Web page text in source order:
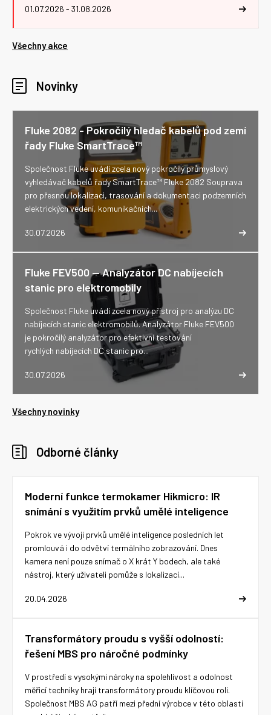
01.07.2026 - 31.08.2026
Všechny akce
Novinky
Fluke 2082 - Pokročilý hledač kabelů pod zemí
řady Fluke SmartTrace™
30.07.2026
Společnost Fluke uvádí zcela nový pokročilý průmyslový
vyhledávač kabelů řady SmartTrace™ Fluke 2082 Souprava
pro přesnou lokalizaci, trasování a dokumentaci podzemních
elektrických vedení, komunikačních...
Fluke FEV500 -- Analyzátor DC nabíjecích
stanic pro elektromobily
30.07.2026
Společnost Fluke uvádí zcela nový přístroj pro analýzu DC
nabíjecích stanic elektromobilů. Analyzátor Fluke FEV500
je pokročilý analyzátor pro efektivní testování
rychlých nabíjecích DC stanic pro...
Všechny novinky
Odborné články
Moderní funkce termokamer Hikmicro: IR
snímání s využitím prvků umělé inteligence
20.04.2026
Pokrok ve vývoji prvků umělé inteligence posledních let
promlouvá i do odvětví termálního zobrazování. Dnes
kamera není pouze snímač o X krát Y bodech, ale také
nástroj, který uživateli pomůže s lokalizací...
Transformátory proudu s vyšší odolností:
řešení MBS pro náročné podmínky
V prostředí s vysokými nároky na spolehlivost a odolnost
měřicí techniky hrají transformátory proudu klíčovou roli.
Společnost MBS AG patří mezi přední výrobce v této oblasti